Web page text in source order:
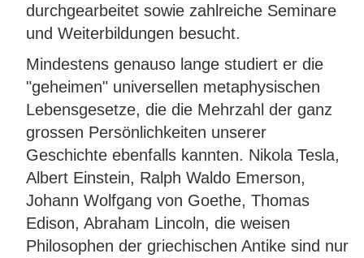
durchgearbeitet sowie zahlreiche Seminare
und Weiterbildungen besucht.
Mindestens genauso lange studiert er die
"geheimen" universellen metaphysischen
Lebensgesetze, die die Mehrzahl der ganz
grossen Persönlichkeiten unserer
Geschichte ebenfalls kannten. Nikola Tesla,
Albert Einstein, Ralph Waldo Emerson,
Johann Wolfgang von Goethe, Thomas
Edison, Abraham Lincoln, die weisen
Philosophen der griechischen Antike sind nur